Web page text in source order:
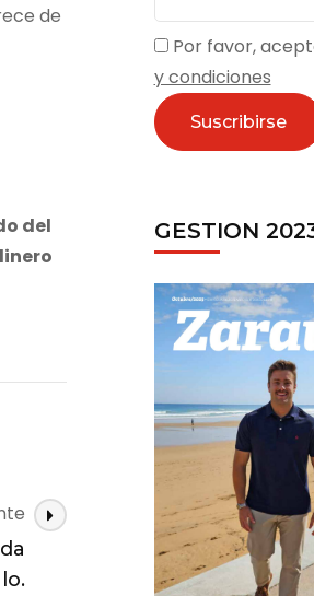
de
del
Por favor,
y condiciones
GESTION